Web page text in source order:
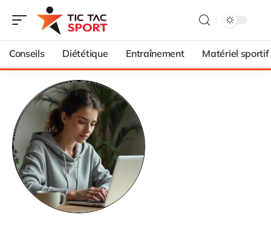
Conseils Diététique Entraînement Matériel sportif